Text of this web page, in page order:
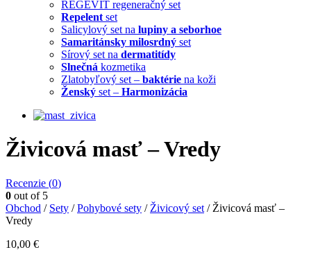
REGEVIT regeneračný set
Repelent set
Salicylový set na lupiny a seborhoe
Samaritánsky milosrdný set
Sírový set na dermatitídy
Slnečná kozmetika
Zlatobyľový set – baktérie na koži
Ženský set – Harmonizácia
Živicová masť – Vredy
Recenzie (0)
0 out of 5
Obchod / Sety /Pohybové sety / Živicový set / Živicová masť –
Vredy
10,00 €